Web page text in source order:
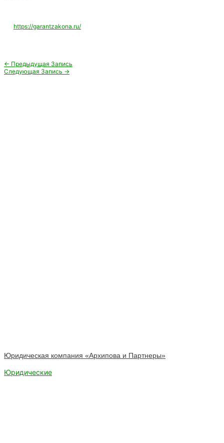
https://garantzakona.ru/
Навигация
по
← Предыдущая Запись
Следующая Запись →
Юридическая компания «Архипова и Партнеры»
Юридические